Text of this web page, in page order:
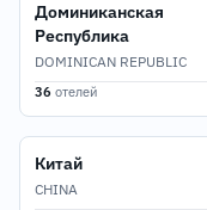
Доминиканская
Республика
DOMINICAN REPUBLIC
36 отелей
Китай
CHINA